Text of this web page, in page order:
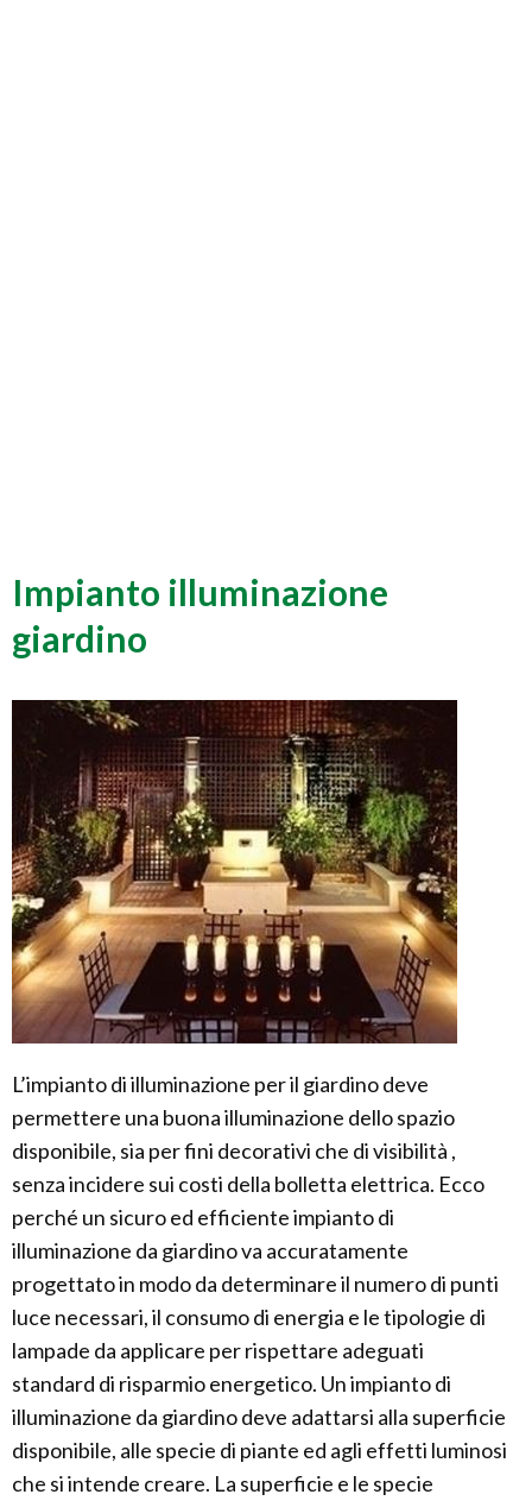
Impianto illuminazione
giardino
L’impianto di illuminazione per il giardino deve
permettere una buona illuminazione dello spazio
disponibile, sia per fini decorativi che di visibilità ,
senza incidere sui costi della bolletta elettrica. Ecco
perché un sicuro ed efficiente impianto di
illuminazione da giardino va accuratamente
progettato in modo da determinare il numero di punti
luce necessari, il consumo di energia e le tipologie di
lampade da applicare per rispettare adeguati
standard di risparmio energetico. Un impianto di
illuminazione da giardino deve adattarsi alla superficie
disponibile, alle specie di piante ed agli effetti luminosi
che si intende creare. La superficie e le specie